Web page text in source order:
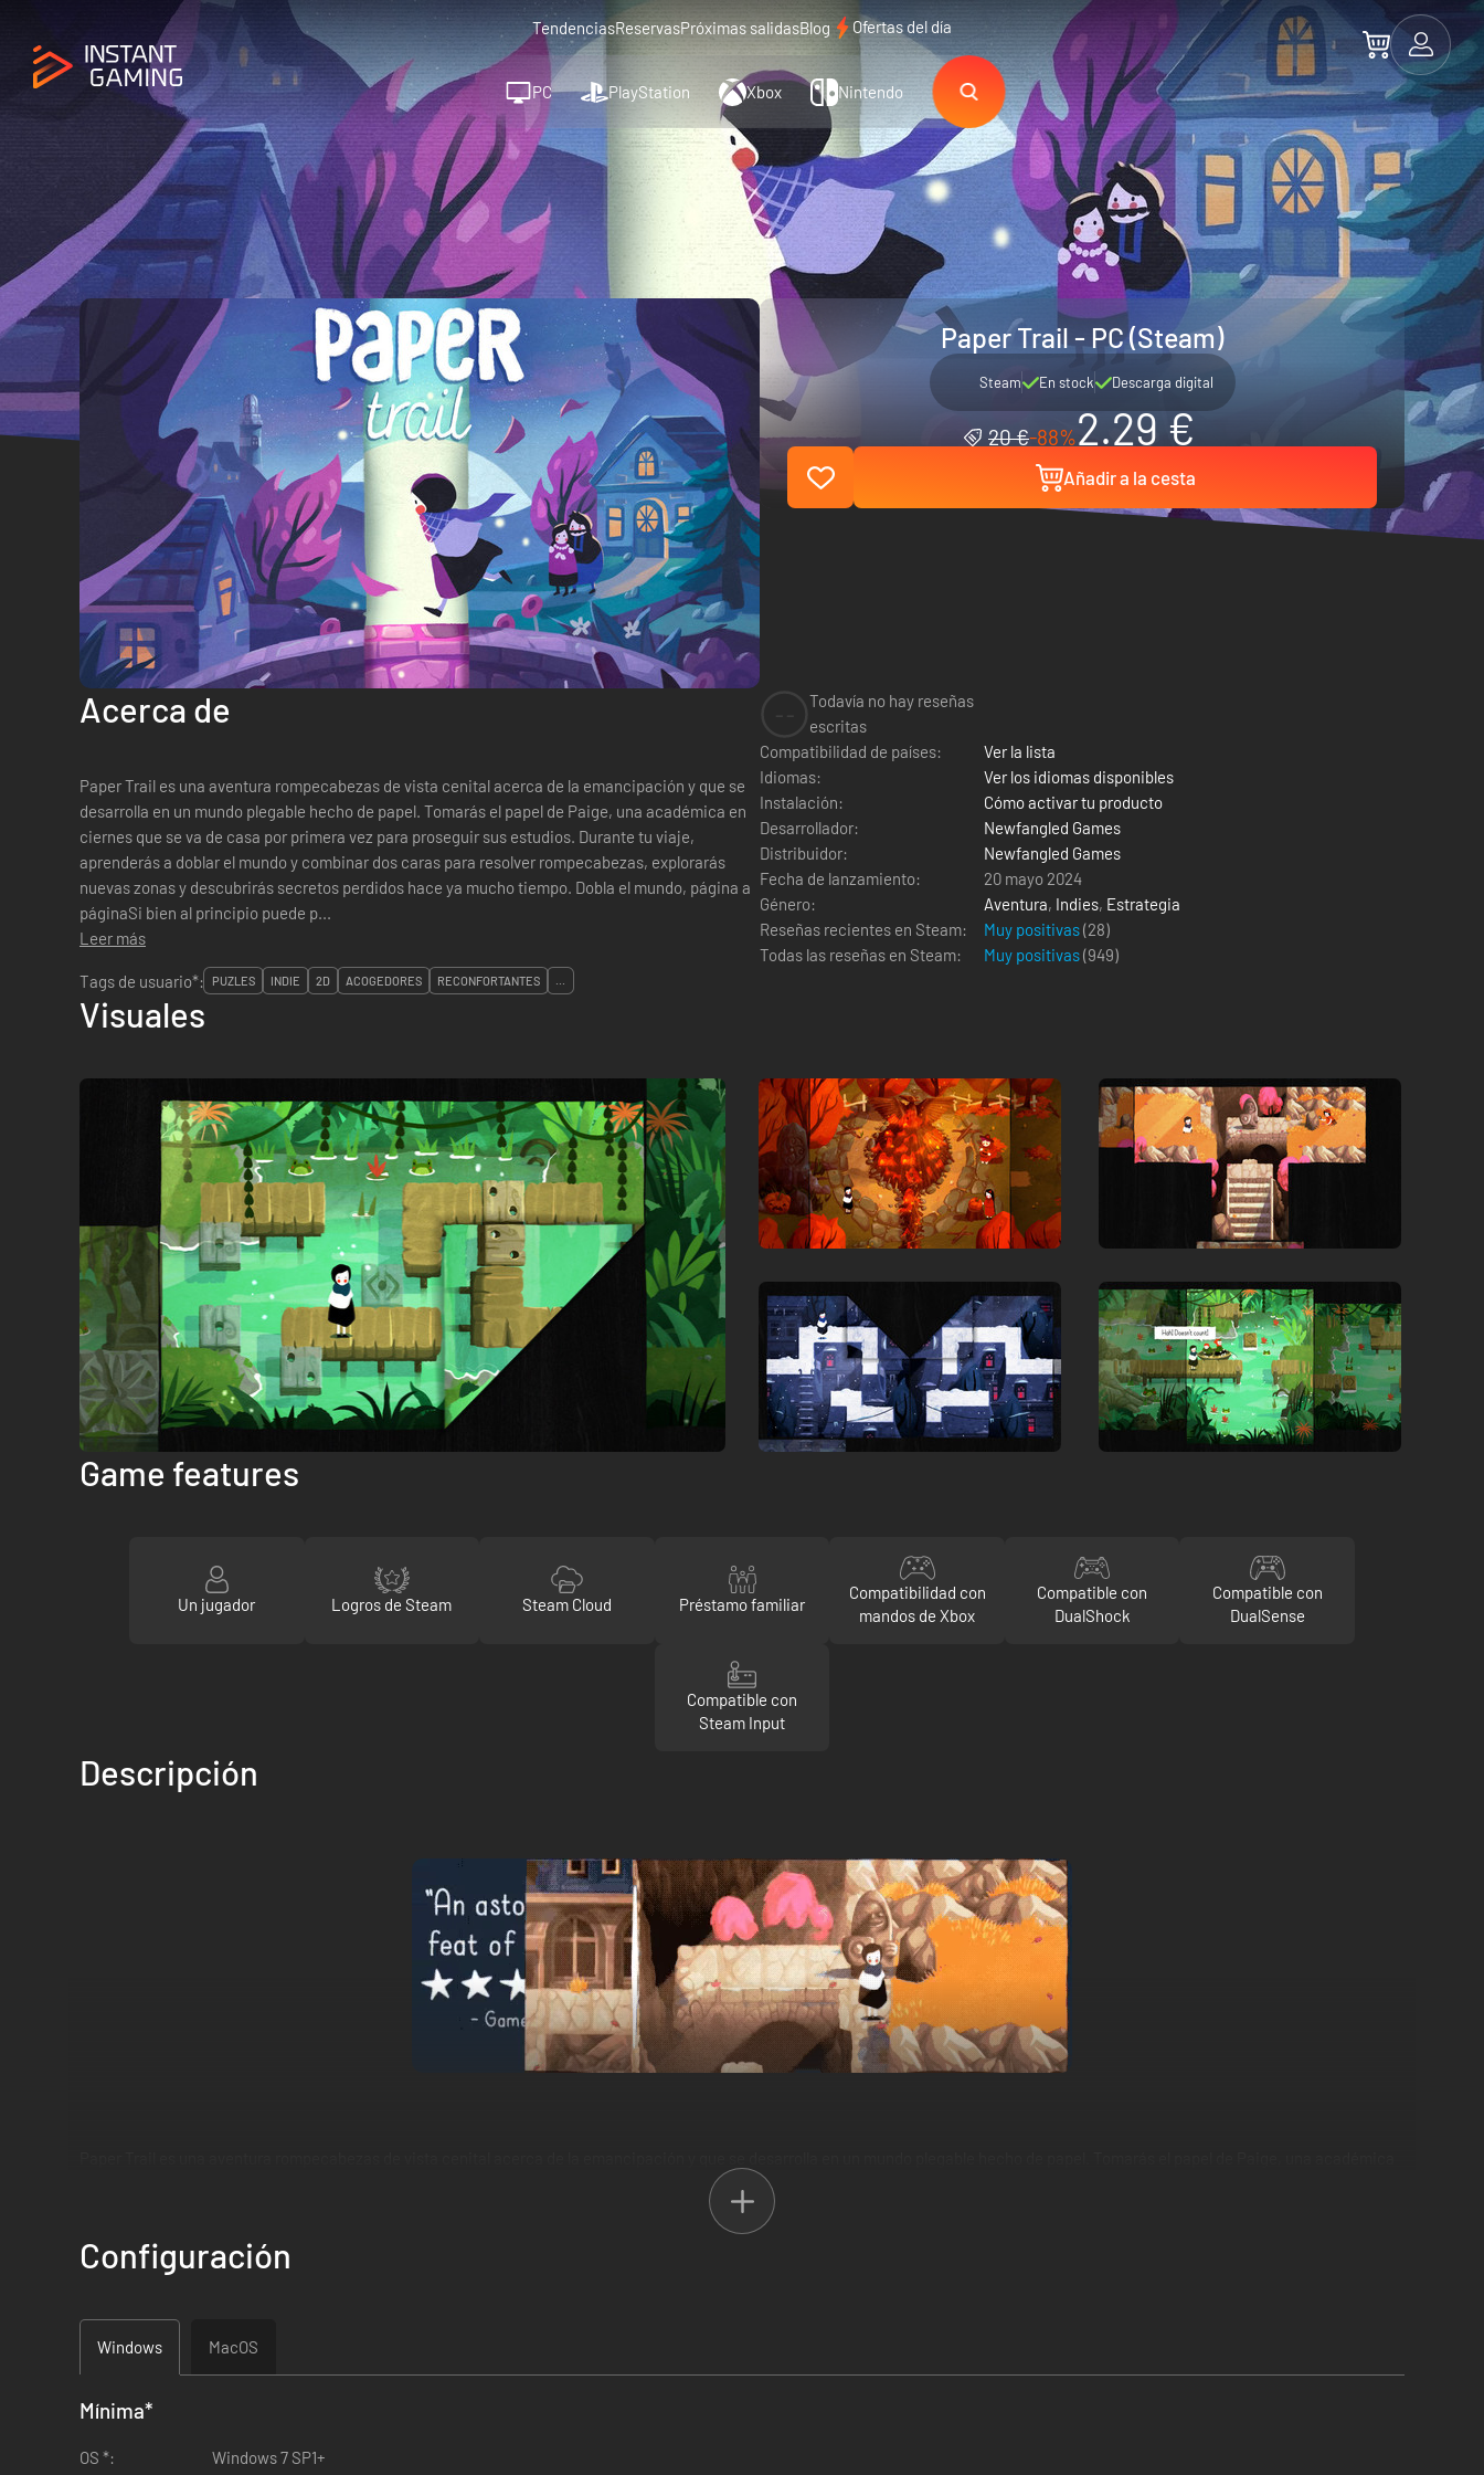
TendenciasReservasPróximas salidasBlog Ofertas del día
PC PlayStation Xbox Nintendo
Paper Trail - PC (Steam)
Steam En stock Descarga digital
20 €-88%2.29 €
Añadir a la cesta
Acerca de
Paper Trail es una aventura rompecabezas de vista cenital acerca de la emancipación y que se
desarrolla en un mundo plegable hecho de papel. Tomarás el papel de Paige, una académica en
ciernes que se va de casa por primera vez para proseguir sus estudios. Durante tu viaje,
aprenderás a doblar el mundo y combinar dos caras para resolver rompecabezas, explorarás
nuevas zonas y descubrirás secretos perdidos hace ya mucho tiempo. Dobla el mundo, página a
páginaSi bien al principio puede p...
Leer más
Todavía no hay reseñas
escritas
Compatibilidad de países:
Ver la lista
Idiomas:
Ver los idiomas disponibles
Instalación:
Cómo activar tu producto
Desarrollador:
Newfangled Games
Distribuidor:
Newfangled Games
Fecha de lanzamiento:
20 mayo 2024
Género:
Aventura, Indies, Estrategia
Reseñas recientes en Steam:
Muy positivas(28)
Todas las reseñas en Steam:
Muy positivas(949)
Tags de usuario*:
PUZLES INDIE 2D ACOGEDORES RECONFORTANTES ...
Visuales
Game features
Un jugador Logros de Steam Steam Cloud Préstamo familiar
Compatibilidad con
mandos de Xbox
Compatible con
DualShock
Compatible con
DualSense
Compatible con
Steam Input
Descripción
en ciernes que se va de casa por primera vez para proseguir sus estudios. Durante tu viaje, aprenderás a doblar el mundo y combinar dos caras para resolver rompecabezas, explorarás
Configuración
Windows MacOS
Mínima*
OS *:
Windows 7 SP1+